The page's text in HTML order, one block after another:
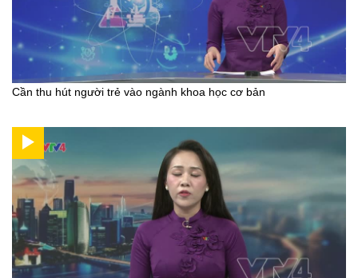
Cần thu hút người trẻ vào ngành khoa học cơ bản